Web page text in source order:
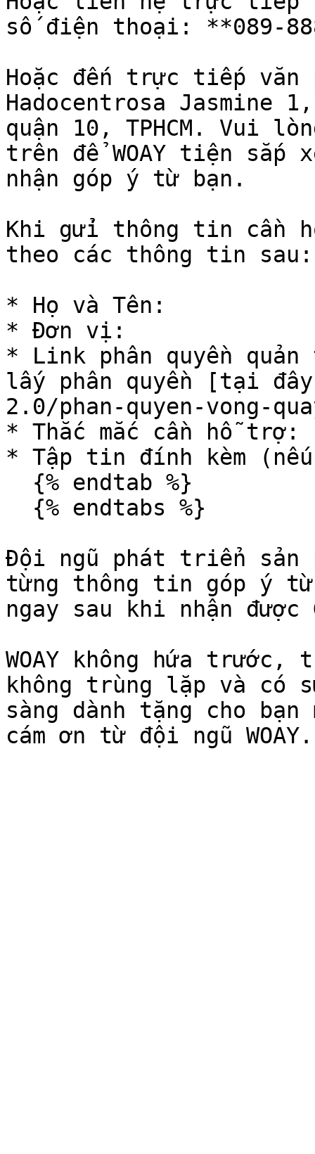
số điện thoại: **089-
Hoặc đến trực tiếp văn
Hadocentrosa Jasmine
quận 10, TPHCM. Vui
trên để WOAY tiện sắp
nhận góp ý từ bạn.
Khi gửi thông tin cần
theo các thông tin sau:
* Họ và Tên:
* Đơn vị:
* Link phân quyền
lấy phân quyền [tại
2.0/phan-quyen-vong-
* Thắc mắc cần hỗ trợ:
* Tập tin đính kèm
Đội ngũ phát triển sản
từng thông tin góp ý
ngay sau khi nhận được
WOAY không hứa
không trùng lặp và có
sàng dành tặng cho bạn